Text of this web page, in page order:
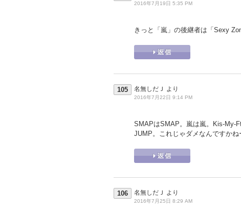
2016年7月19日 5:35 PM
きっと「嵐」の後継者は「Sexy
105 名無しだＪ より
2016年7月22日 9:14 PM
SMAPはSMAP。嵐は嵐。Kis-My-
JUMP。これじゃダメなんですかね
106 名無しだＪ より
2016年7月25日 8:29 AM